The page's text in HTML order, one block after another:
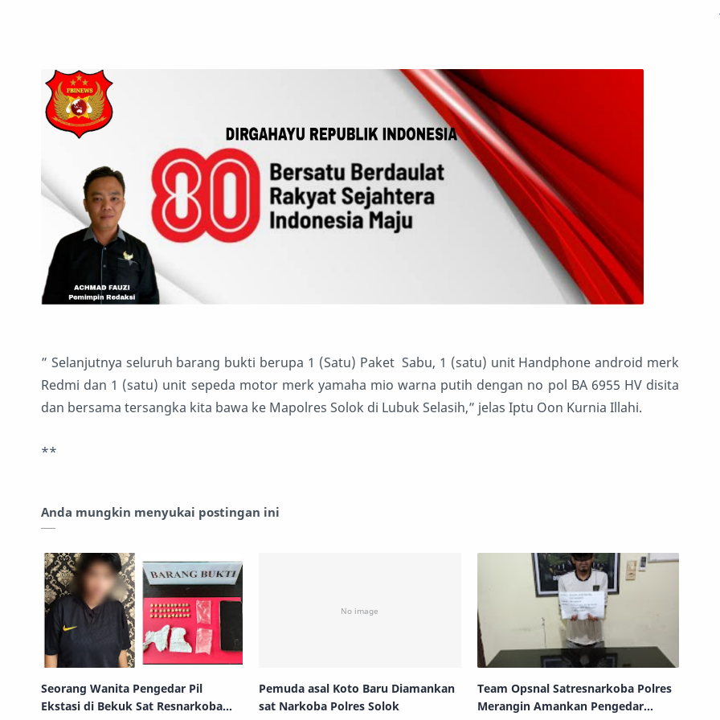
” Selanjutnya seluruh barang bukti berupa 1 (Satu) Paket Sabu, 1 (satu) unit Handphone android merk
Redmi dan 1 (satu) unit sepeda motor merk yamaha mio warna putih dengan no pol BA 6955 HV disita
dan bersama tersangka kita bawa ke Mapolres Solok di Lubuk Selasih,” jelas Iptu Oon Kurnia Illahi.
**
Anda mungkin menyukai postingan ini
Seorang Wanita Pengedar Pil
Ekstasi di Bekuk Sat Resnarkoba
Pemuda asal Koto Baru Diamankan
sat Narkoba Polres Solok
Team Opsnal Satresnarkoba Polres
Merangin Amankan Pengedar